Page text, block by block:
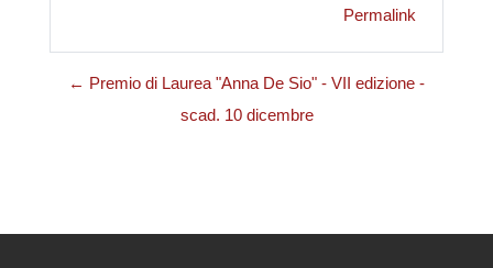
Permalink
← Premio di Laurea "Anna De Sio" - VII edizione -
scad. 10 dicembre